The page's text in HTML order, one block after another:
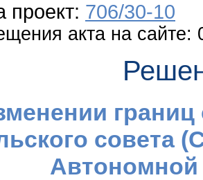
проект: 706/30-10
акта на сайте:
совета